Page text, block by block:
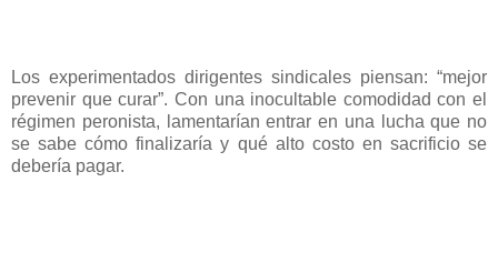
Los experimentados dirigentes sindicales piensan: “mejor
prevenir que curar”. Con una inocultable comodidad con el
régimen peronista, lamentarían entrar en una lucha que no
se sabe cómo finalizaría y qué alto costo en sacrificio se
debería pagar.